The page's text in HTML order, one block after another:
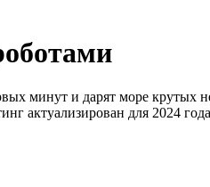
минут и дарят море крутых
актуализирован для 2024